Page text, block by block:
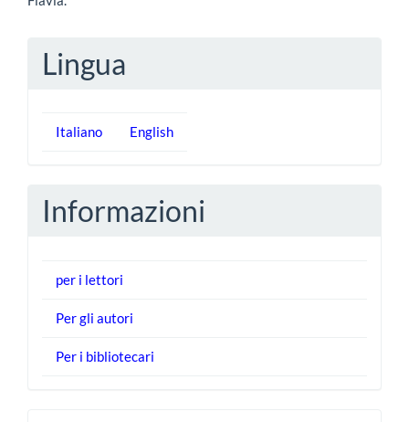
Lingua
Italiano English
Informazioni
per i lettori
Per gli autori
Per i bibliotecari